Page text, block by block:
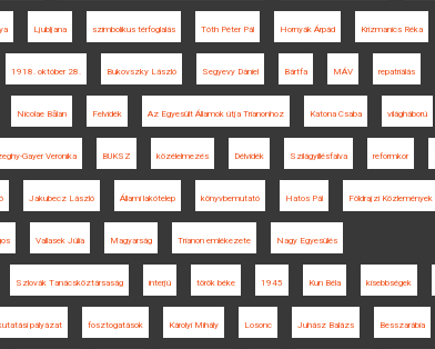
Ljubljana szimbolikus térfoglalás Tóth Péter Pál Hornyák Árpád Krizmanics Réka
1918. október 28. Bukovszky László Segyevy Dániel Bártfa MÁV repatriálás
Nicolae Bălan Felvidék Az Egyesült Államok útja Trianonhoz Katona Csaba világháború
Gayer Veronika BUKSZ közélelmezés Délvidék Szilágyillésfalva reformkor
Jakubecz László Állami lakótelep könyvbemutató Hatos Pál Földrajzi Közlemények
Vallasek Júlia Magyarság Trianon emlékezete Nagy Egyesülés
Szlovák Tanácsköztársaság interjú török béke 1945 Kun Béla kisebbségek
pályázat fosztogatások Károlyi Mihály Losonc Juhász Balázs Besszarábia